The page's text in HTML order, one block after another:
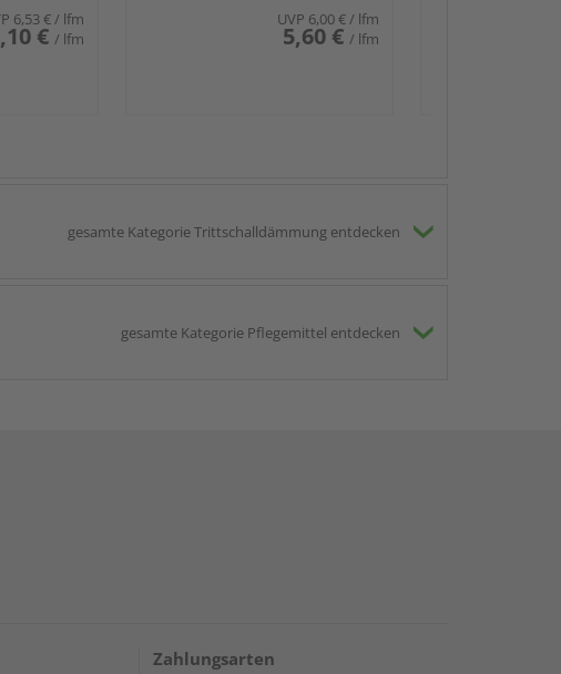
6,53 € / lfm
€ / lfm
UVP 6,00 € / lfm
5,60 € / lfm
gesamte Kategorie Trittschalldämmung entdecken
gesamte Kategorie Pflegemittel entdecken
Zahlungsarten